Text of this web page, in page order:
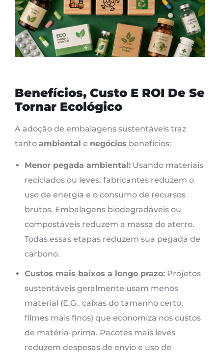
Benefícios, Custo E ROI De Se
Tornar Ecológico
A adoção de embalagens sustentáveis ​​traz
tanto ambiental e negócios benefícios:
Menor pegada ambiental: Usando materiais
reciclados ou leves, fabricantes reduzem o
uso de energia e o consumo de recursos
brutos. Embalagens biodegradáveis ​​ou
compostáveis ​​reduzem a massa do aterro.
Todas essas etapas reduzem sua pegada de
carbono.
Custos mais baixos a longo prazo: Projetos
sustentáveis ​​geralmente usam menos
material (E.G.. caixas do tamanho certo,
filmes mais finos) que economiza nos custos
de matéria-prima. Pacotes mais leves
reduzem despesas de envio e uso de